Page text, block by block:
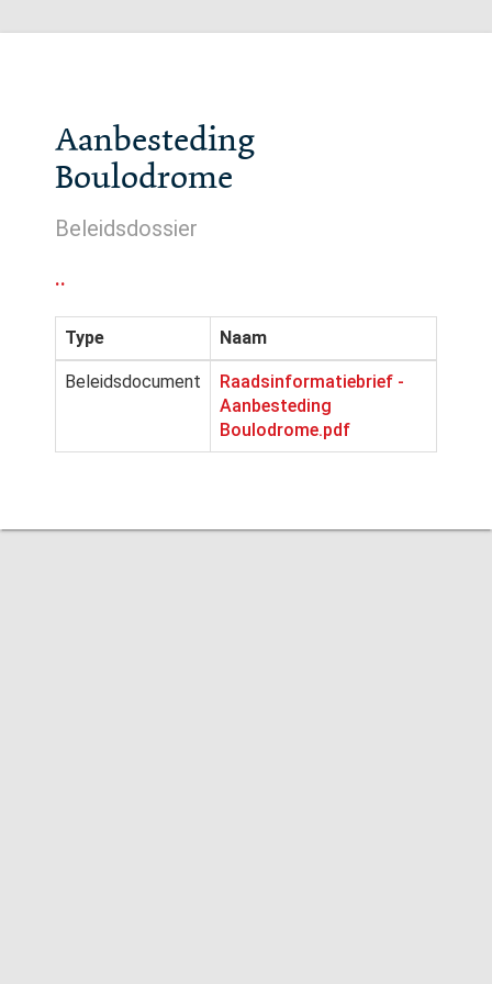
Aanbesteding
Boulodrome
Beleidsdossier
..
Type Naam
Beleidsdocument
Raadsinformatiebrief -
Aanbesteding
Boulodrome.pdf